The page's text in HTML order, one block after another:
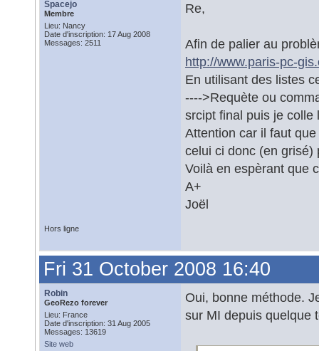
Spacejo
Membre
Lieu: Nancy
Date d'inscription: 17 Aug 2008
Messages: 2511
Re,
Afin de palier au
http://www.paris-pc-
En utilisant des listes
---->Requète ou
srcipt final puis je colle
Attention car il faut
celui ci donc (en grisé)
Voilà en espèrant que
A+
Joël
Hors ligne
Fri 31 October 2008 16:40
Robin
GeoRezo forever
Lieu: France
Date d'inscription: 31 Aug 2005
Messages: 13619
Site web
Oui, bonne méthode.
sur MI depuis quelque